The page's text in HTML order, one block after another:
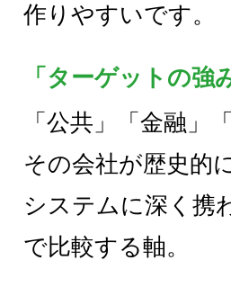
作りやすいです。
「ターゲットの強
「公共」「金融」
その会社が歴史的
システムに深く携
で比較する軸。